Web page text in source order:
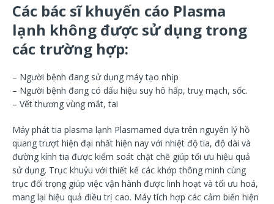
Các bác sĩ khuyến cáo Plasma
lạnh không được sử dụng trong
các trường hợp:
– Người bệnh đang sử dụng máy tạo nhịp
– Người bệnh đang có dấu hiệu suy hô hấp, truỵ mạch, sốc.
– Vết thương vùng mắt, tai
Máy phát tia plasma lạnh Plasmamed dựa trên nguyên lý hồ
quang trượt hiện đại nhất hiện nay với nhiệt độ tia, độ dài và
đường kính tia được kiểm soát chặt chẽ giúp tối ưu hiệu quả
sử dụng. Trục khuỷu với thiết kế các khớp thông minh cùng
trục đối trọng giúp việc vận hành được linh hoạt và tối ưu hoá,
mang lại hiệu quả điều trị cao. Máy tích hợp các cảm biến hiện